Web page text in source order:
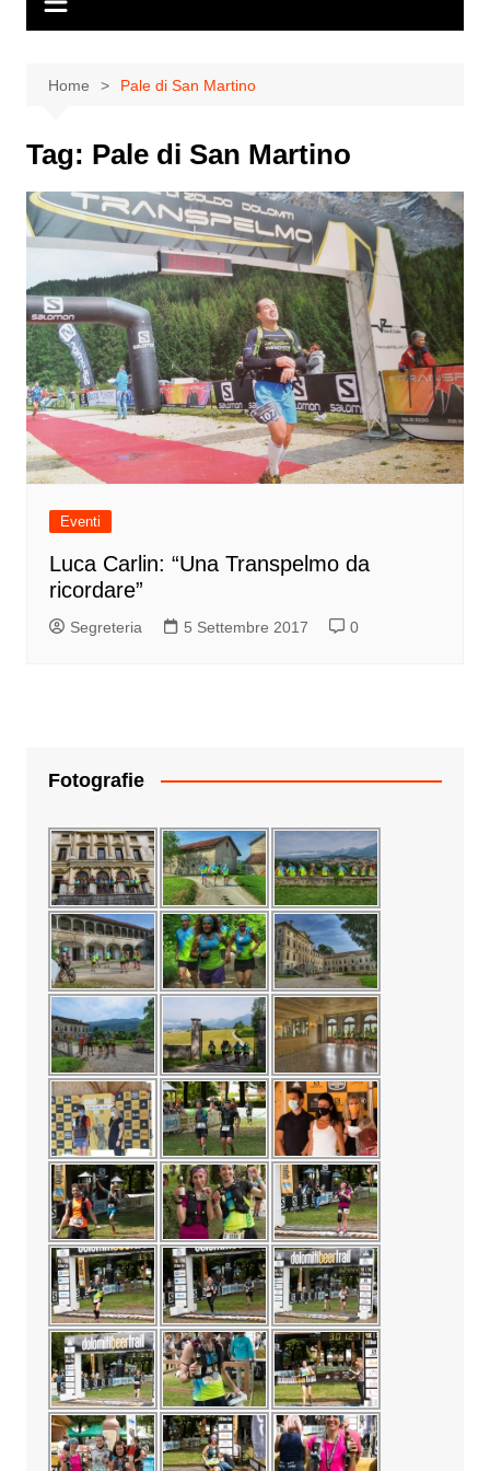
Home Pale di San Martino
Tag: Pale di San Martino
Eventi
Luca Carlin: “Una Transpelmo da
ricordare”
Segreteria 5 Settembre 2017 0
Fotografie